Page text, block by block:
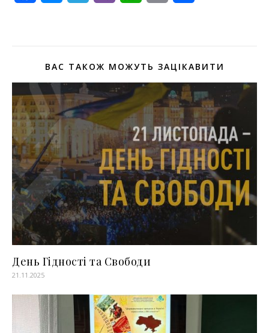
ВАС ТАКОЖ МОЖУТЬ ЗАЦІКАВИТИ
День Гідності та Свободи
21.11.2025